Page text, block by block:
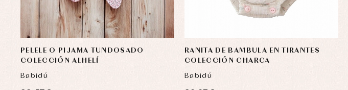
PELELE O PIJAMA TUNDOSADO
COLECCIÓN ALHELÍ
Babidú
RANITA DE BAMBULA EN TIRANTES
COLECCIÓN CHARCA
Babidú